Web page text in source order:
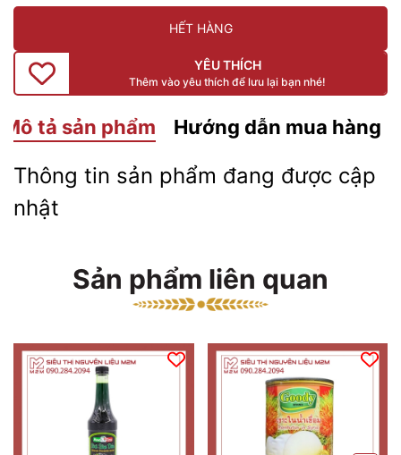
HẾT HÀNG
YÊU THÍCH
Thêm vào yêu thích để lưu lại bạn nhé!
Mô tả sản phẩm Hướng dẫn mua hàng
Thông tin sản phẩm đang được cập
nhật
Sản phẩm liên quan